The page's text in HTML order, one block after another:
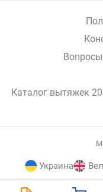
Каталог вытяжек
Украина